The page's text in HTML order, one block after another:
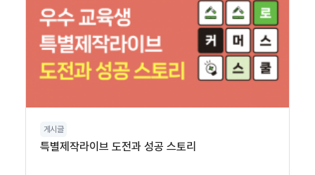
게시글
특별제작라이브 도전과 성공 스토리